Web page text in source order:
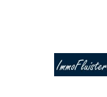
Afbeelding